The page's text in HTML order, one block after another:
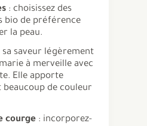
: choisissez des
bio de préférence
la peau.
sa saveur légèrement
à merveille avec
Elle apporte
beaucoup de couleur
courge : incorporez-